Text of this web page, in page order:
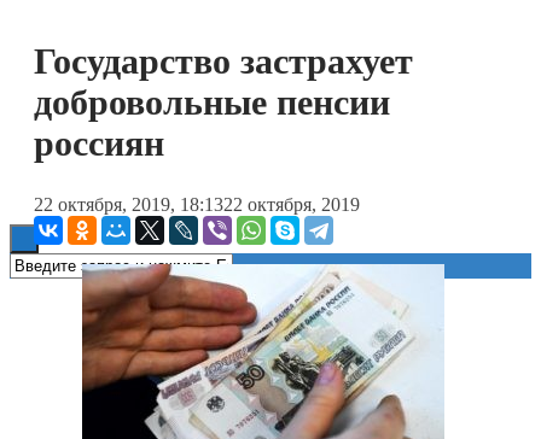
Технологии
Государство застрахует
добровольные пенсии
россиян
22 октября, 2019, 18:1322 октября, 2019